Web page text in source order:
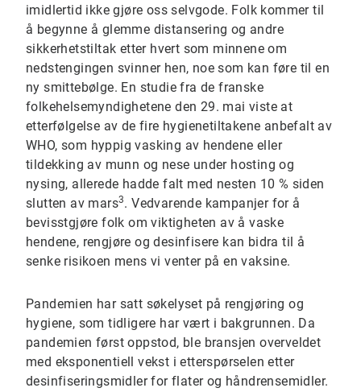
imidlertid ikke gjøre oss selvgode. Folk kommer til
å begynne å glemme distansering og andre
sikkerhetstiltak etter hvert som minnene om
nedstengingen svinner hen, noe som kan føre til en
ny smittebølge. En studie fra de franske
folkehelsemyndighetene den 29. mai viste at
etterfølgelse av de fire hygienetiltakene anbefalt av
WHO, som hyppig vasking av hendene eller
tildekking av munn og nese under hosting og
nysing, allerede hadde falt med nesten 10 % siden
slutten av mars3. Vedvarende kampanjer for å
bevisstgjøre folk om viktigheten av å vaske
hendene, rengjøre og desinfisere kan bidra til å
senke risikoen mens vi venter på en vaksine.
Pandemien har satt søkelyset på rengjøring og
hygiene, som tidligere har vært i bakgrunnen. Da
pandemien først oppstod, ble bransjen overveldet
med eksponentiell vekst i etterspørselen etter
desinfiseringsmidler for flater og håndrensemidler.